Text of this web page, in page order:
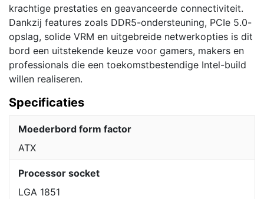
krachtige prestaties en geavanceerde connectiviteit.
Dankzij features zoals DDR5-ondersteuning, PCIe 5.0-
opslag, solide VRM en uitgebreide netwerkopties is dit
bord een uitstekende keuze voor gamers, makers en
professionals die een toekomstbestendige Intel-build
willen realiseren.
Specificaties
Moederbord form factor
ATX
Processor socket
LGA 1851